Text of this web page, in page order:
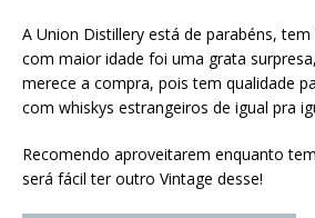
A Union Distillery está de parabéns,
com maior idade foi uma grata
merece a compra, pois tem qualidade
com whiskys estrangeiros de igual pra
Recomendo aproveitarem enquanto
será fácil ter outro Vintage desse!